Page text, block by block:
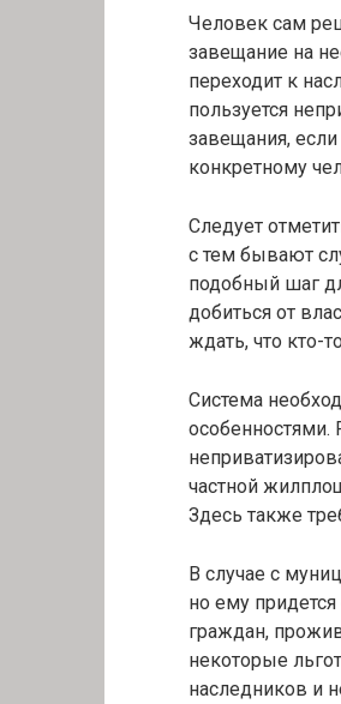
Человек сам
завещание на
переходит к
пользуется
завещания,
конкретному
Следует
с тем бывают
подобный шаг
добиться от
ждать, что кто-
Система
частной
Здесь также
В случае с
но ему
граждан,
некоторые
наследников и